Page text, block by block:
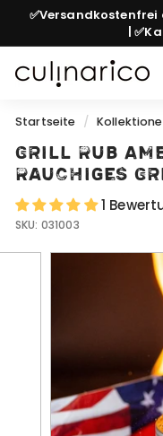
Direkt
Inhalt
✅Versandkostenfrei
|
c
l
i
n
a
r
i
Startseite /
Grill Rub
Rauchiges
1
SKU: 031003